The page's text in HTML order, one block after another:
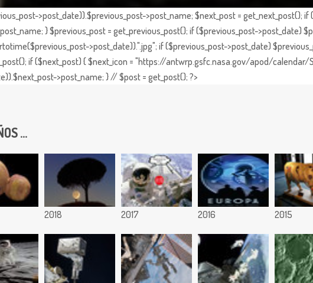
>post_date)).$previous_post->post_name; $next_post = get_next_post(); if
} $previous_post = get_previous_post(); if ($previous_post->post_date)
>post_date)).".jpg"; if ($previous_post->post_date)
if ($next_post) { $next_icon = "https://antwrp.gsfc.nasa.gov/apod/
>post_name; } // $post = get_post(); ?>
...
2018 2017 2016 2015